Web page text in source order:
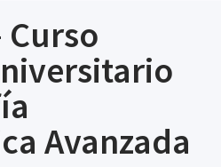
Curso
Avanzada